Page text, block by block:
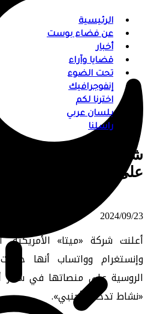
الرئيسية
عن فضاء بوست
أخبار
قضايا وآراء
تحت الضوء
إنفوجرافيك
اخترنا لكم
بلسان عربي
راسلنا
شركة «ميتا» تحظر
على كافة منصاتها
⠀ 2024/09/23
أعلنت شركة «ميتا»
وإنستغرام وواتساب أنها
الروسية على منصاتها في سائر
«نشاط تدخّلي أجنبي».